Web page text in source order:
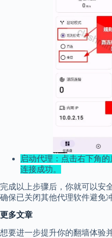
启动代理：点击右下角
连接成功。
完成以上步骤后，你就可以安
确保已关闭其他代理软件避免冲
更多文章
想要进一步提升你的翻墙体验